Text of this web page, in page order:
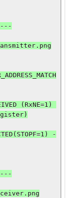
(RxNE=1)
-